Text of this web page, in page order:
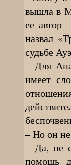
вышла в
ее автор
назвал
судьбе
– Для
имеет
– Но он
– Да, не
помощь